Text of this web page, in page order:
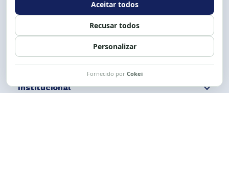
Siga nossas redes Fale conosco
Institucional